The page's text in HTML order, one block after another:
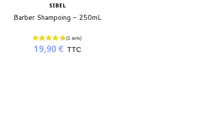
SIBEL
Barber Shampoing - 250mL
19,90 € TTC